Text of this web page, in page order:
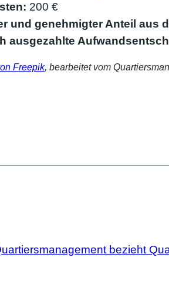
200 €
und genehmigter Anteil aus
ausgezahlte
Freepik, bearbeitet vom
bezieht